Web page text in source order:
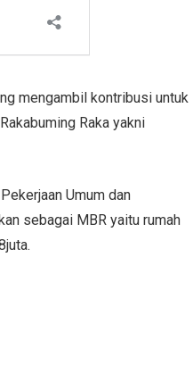
mengambil kontribusi untuk
Raka yakni
Umum dan
sebagai MBR yaitu rumah